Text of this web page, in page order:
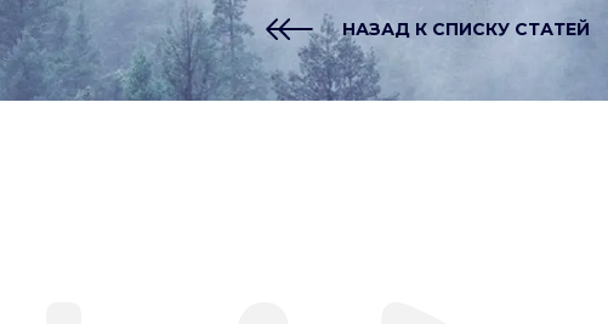
НАЗАД К СПИСКУ СТАТЕЙ